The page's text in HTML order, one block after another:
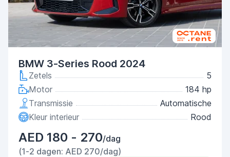
BMW 3-Series Rood 2024
Zetels
5
Motor
184 hp
Transmissie
Automatische
Kleur interieur
Rood
AED 180 - 270/dag
(1-2 dagen: AED 270/dag)